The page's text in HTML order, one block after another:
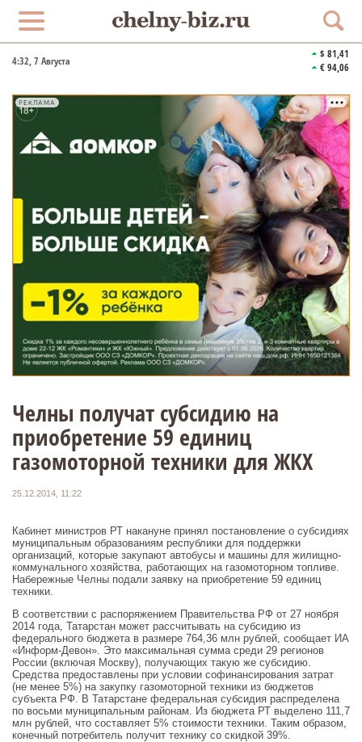
4:32, 7 Августа
$ 81,41
€ 94,06
РЕКЛАМА
Челны получат субсидию на
приобретение 59 единиц
газомоторной техники для ЖКХ
25.12.2014, 11:22
Кабинет министров РТ накануне принял постановление о субсидиях
муниципальным образованиям республики для поддержки
организаций, которые закупают автобусы и машины для жилищно-
коммунального хозяйства, работающих на газомоторном топливе.
Набережные Челны подали заявку на приобретение 59 единиц
техники.
В соответствии с распоряжением Правительства РФ от 27 ноября
2014 года, Татарстан может рассчитывать на субсидию из
федерального бюджета в размере 764,36 млн рублей, сообщает ИА
«Информ-Девон». Это максимальная сумма среди 29 регионов
России (включая Москву), получающих такую же субсидию.
Средства предоставлены при условии софинансирования затрат
(не менее 5%) на закупку газомоторной техники из бюджетов
субъекта РФ. В Татарстане федеральная субсидия распределена
по восьми муниципальным районам. Из бюджета РТ выделено 111,7
млн рублей, что составляет 5% стоимости техники. Таким образом,
конечный потребитель получит технику со скидкой 39%.